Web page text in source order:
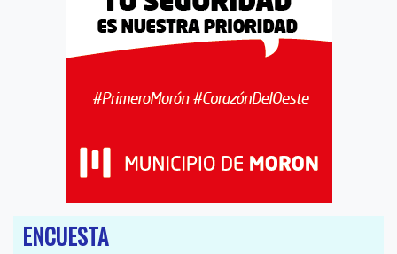
ENCUESTA